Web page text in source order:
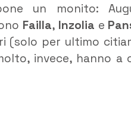
un monito:
Failla, Inzolia e
(solo per ultimo
invece, hanno